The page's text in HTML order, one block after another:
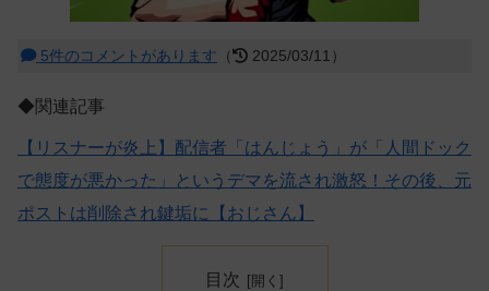
5件のコメントがあります （ 2025/03/11）
◆関連記事
【リスナーが炎上】配信者「はんじょう」が「人間ドック
で態度が悪かった」というデマを流され激怒！その後、元
ポストは削除され鍵垢に【おじさん】
目次